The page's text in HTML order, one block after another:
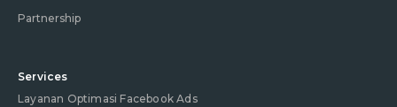
Partnership
Services
Layanan Optimasi Facebook Ads